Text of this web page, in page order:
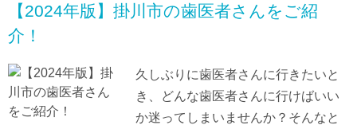
【2024年版】掛川市の歯医者さんをご紹
介！
久しぶりに歯医者さんに行きたいと
き、どんな歯医者さんに行けばいい
か迷ってしまいませんか？そんなと